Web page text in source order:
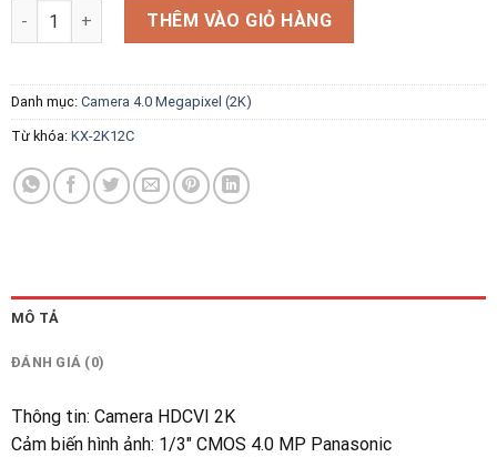
KX-2K12C số lượngTHÊM VÀO GIỎ HÀNG
Danh mục: Camera 4.0 Megapixel (2K)
Từ khóa: KX-2K12C
MÔ TẢ
ĐÁNH GIÁ (0)
Thông tin: Camera HDCVI 2K
Cảm biến hình ảnh: 1/3″ CMOS 4.0 MP Panasonic